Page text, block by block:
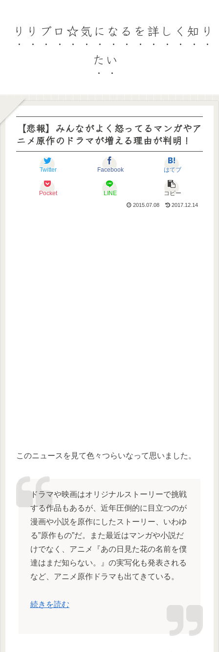
りりブロ☆気になるを詳しく知り
たい
【悲報】みんながよく怒ってるマンガやア
ニメ原作のドラマが増える理由が判明！
Twitter Facebook はてブ
Pocket LINE コピー
2015.07.08 2017.12.14
このニュースを見て色々つらいなって思いました。
ドラマや映画はオリジナルストーリーで挑戦
する作品もあるが、近年圧倒的に目立つのが
漫画や小説を原作にしたストーリー、いわゆ
る”原作もの”だ。また最近はマンガや小説だ
けでなく、アニメ『あの日見た花の名前を僕
達はまだ知らない。』の実写化も発表される
など、アニメ原作ドラマも出てきている。
続きを読む